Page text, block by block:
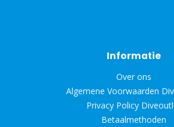
Informatie
Over ons
Algemene Voorwaarden
Privacy Policy
Betaalmethoden